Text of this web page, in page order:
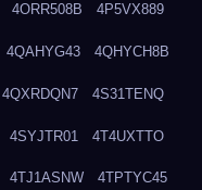
4ORR508B 4P5VX889
4QAHYG43 4QHYCH8B
4QXRDQN7 4S31TENQ
4SYJTR01 4T4UXTTO
4TJ1ASNW 4TPTYC45